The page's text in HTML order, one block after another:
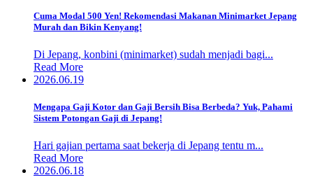
Cuma Modal 500 Yen! Rekomendasi Makanan Minimarket Jepang
Murah dan Bikin Kenyang!
Di Jepang, konbini (minimarket) sudah menjadi bagi...
Read More
2026.06.19
Mengapa Gaji Kotor dan Gaji Bersih Bisa Berbeda? Yuk, Pahami
Sistem Potongan Gaji di Jepang!
Hari gajian pertama saat bekerja di Jepang tentu m...
Read More
2026.06.18